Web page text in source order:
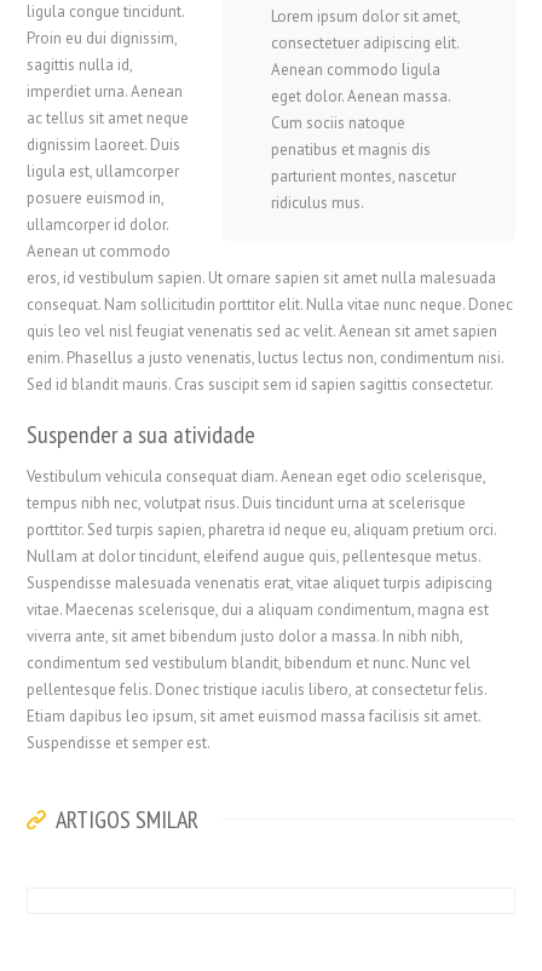
Lorem ipsum dolor sit amet,
consectetuer adipiscing elit.
Aenean commodo ligula
eget dolor. Aenean massa.
Cum sociis natoque
penatibus et magnis dis
parturient montes, nascetur
ridiculus mus.
ligula congue tincidunt.
Proin eu dui dignissim,
sagittis nulla id,
imperdiet urna. Aenean
ac tellus sit amet neque
dignissim laoreet. Duis
ligula est, ullamcorper
posuere euismod in,
ullamcorper id dolor.
Aenean ut commodo
eros, id vestibulum sapien. Ut ornare sapien sit amet nulla malesuada
consequat. Nam sollicitudin porttitor elit. Nulla vitae nunc neque. Donec
quis leo vel nisl feugiat venenatis sed ac velit. Aenean sit amet sapien
enim. Phasellus a justo venenatis, luctus lectus non, condimentum nisi.
Sed id blandit mauris. Cras suscipit sem id sapien sagittis consectetur.
Suspender a sua atividade
Vestibulum vehicula consequat diam. Aenean eget odio scelerisque,
tempus nibh nec, volutpat risus. Duis tincidunt urna at scelerisque
porttitor. Sed turpis sapien, pharetra id neque eu, aliquam pretium orci.
Nullam at dolor tincidunt, eleifend augue quis, pellentesque metus.
Suspendisse malesuada venenatis erat, vitae aliquet turpis adipiscing
vitae. Maecenas scelerisque, dui a aliquam condimentum, magna est
viverra ante, sit amet bibendum justo dolor a massa. In nibh nibh,
condimentum sed vestibulum blandit, bibendum et nunc. Nunc vel
pellentesque felis. Donec tristique iaculis libero, at consectetur felis.
Etiam dapibus leo ipsum, sit amet euismod massa facilisis sit amet.
Suspendisse et semper est.
ARTIGOS SMILAR